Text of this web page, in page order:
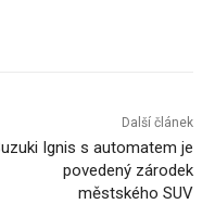
Další článek
Ignis s automatem je
povedený zárodek
městského SUV